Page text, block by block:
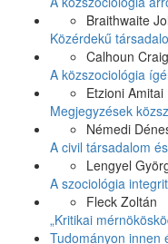
Braithwaite
Közérdekű
Calhoun Craig
A közszociológia
Etzioni Amitai
Megjegyzések
Némedi
A civil társadalom
Lengyel
A szociológia
Fleck Zoltán
„Kritikai
Tudományon innen